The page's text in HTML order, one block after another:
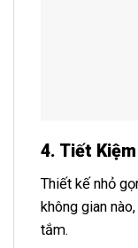
4. Tiết
Thiết kế nhỏ
không gian
tắm.